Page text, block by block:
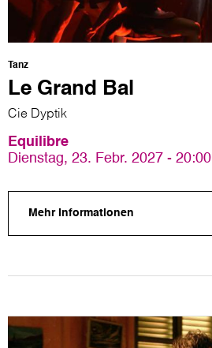
Tanz
Le Grand Bal
Cie Dyptik
Equilibre
Dienstag, 23. Febr. 2027 - 20:00
Mehr Informationen